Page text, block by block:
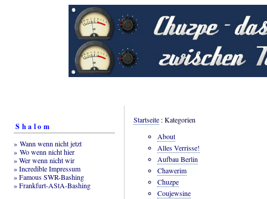
Shalom
» Wann wenn nicht jetzt
» Wo wenn nicht hier
» Wer wenn nicht wir
» Incredible Impressum
» Famous SWR-Bashing
» Frankfurt-AStA-Bashing
Startseite : Kategorien
About
Alles Verrisse!
Aufbau Berlin
Chawerim
Chuzpe
Coujewsine